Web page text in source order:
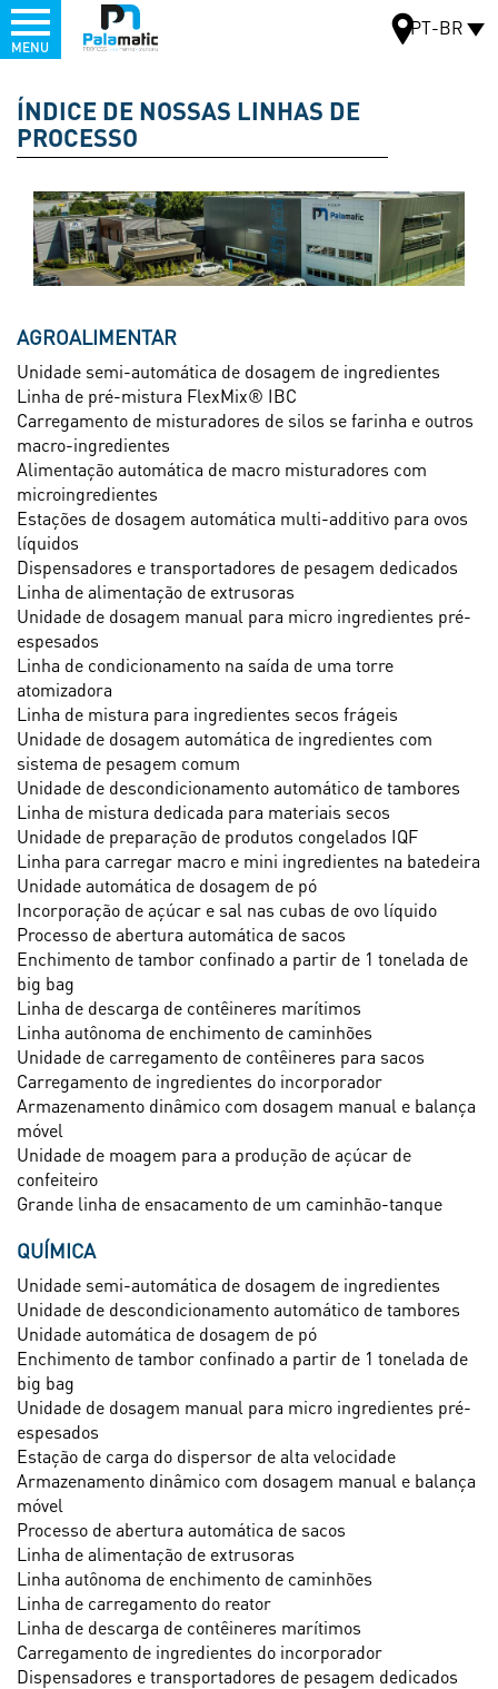
para
conteúdo
MenuPT-BR
MENU
ÍNDICE DE NOSSAS LINHAS DE
PROCESSO
VENHA
TESTAR
EQUIPAMENTOS
EM
ESTAÇÃO
DE
TESTES
VEJA
AGROALIMENTAR
Unidade semi-automática de dosagem de ingredientes
Linha de pré-mistura FlexMix® IBC
Carregamento de misturadores de silos se farinha e outros
macro-ingredientes
Alimentação automática de macro misturadores com
microingredientes
Estações de dosagem automática multi-additivo para ovos
líquidos
Dispensadores e transportadores de pesagem dedicados
Linha de alimentação de extrusoras
Unidade de dosagem manual para micro ingredientes pré-
espesados
Linha de condicionamento na saída de uma torre
atomizadora
Linha de mistura para ingredientes secos frágeis
Unidade de dosagem automática de ingredientes com
sistema de pesagem comum
Unidade de descondicionamento automático de tambores
Linha de mistura dedicada para materiais secos
Unidade de preparação de produtos congelados IQF
Linha para carregar macro e mini ingredientes na batedeira
Unidade automática de dosagem de pó
Incorporação de açúcar e sal nas cubas de ovo líquido
Processo de abertura automática de sacos
Enchimento de tambor confinado a partir de 1 tonelada de
big bag
Linha de descarga de contêineres marítimos
Linha autônoma de enchimento de caminhões
Unidade de carregamento de contêineres para sacos
Carregamento de ingredientes do incorporador
Armazenamento dinâmico com dosagem manual e balança
móvel
Unidade de moagem para a produção de açúcar de
confeiteiro
Grande linha de ensacamento de um caminhão-tanque
QUÍMICA
Unidade semi-automática de dosagem de ingredientes
Unidade de descondicionamento automático de tambores
Unidade automática de dosagem de pó
Enchimento de tambor confinado a partir de 1 tonelada de
big bag
Unidade de dosagem manual para micro ingredientes pré-
espesados
Estação de carga do dispersor de alta velocidade
Armazenamento dinâmico com dosagem manual e balança
móvel
Processo de abertura automática de sacos
Linha de alimentação de extrusoras
Linha autônoma de enchimento de caminhões
Linha de carregamento do reator
Linha de descarga de contêineres marítimos
Carregamento de ingredientes do incorporador
Dispensadores e transportadores de pesagem dedicados